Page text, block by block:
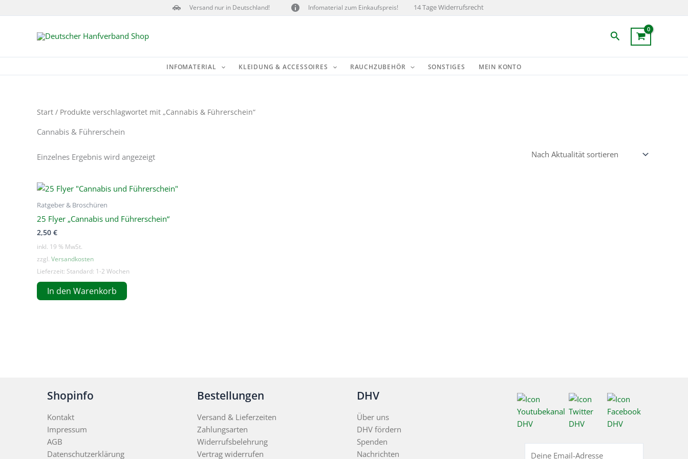
Inhalt
Versand nur in Deutschland! Infomaterial zum Einkaufspreis! 14 Tage Widerrufsrecht
Suchen
INFOMATERIAL KLEIDUNG & ACCESSOIRES RAUCHZUBEHÖR SONSTIGES MEIN KONTO
Start / Produkte verschlagwortet mit „Cannabis & Führerschein“
Cannabis & Führerschein
Einzelnes Ergebnis wird angezeigt
Ratgeber & Broschüren
25 Flyer „Cannabis und Führerschein“
2,50 €
inkl. 19 % MwSt.
zzgl. Versandkosten
Lieferzeit: Standard: 1-2 Wochen
In den Warenkorb
Shopinfo
Kontakt
Impressum
AGB
Datenschutzerklärung
Bestellungen
Versand & Lieferzeiten
Zahlungsarten
Widerrufsbelehrung
Vertrag widerrufen
DHV
Über uns
DHV fördern
Spenden
Nachrichten